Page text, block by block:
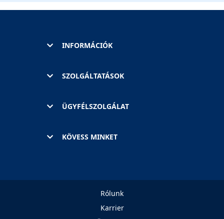
INFORMÁCIÓK
SZOLGÁLTATÁSOK
ÜGYFÉLSZOLGÁLAT
KÖVESS MINKET
Rólunk
Karrier